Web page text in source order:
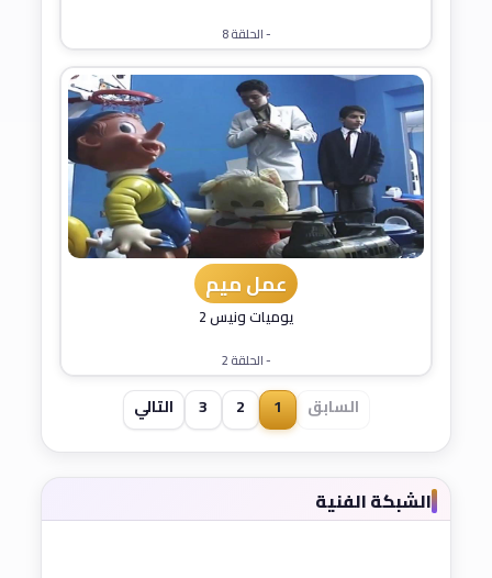
- الحلقة 8
عمل ميم
يوميات ونيس 2
- الحلقة 2
السابق 1
2
3 التالي
الشبكة الفنية